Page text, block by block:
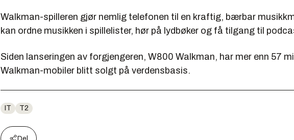
Walkman-spilleren gjør nemlig telefonen til en kraftig, bærbar
kan ordne musikken i spillelister, hør på lydbøker og få tilgang til
Siden lanseringen av forgjengeren, W800 Walkman, har mer enn 57
Walkman-mobiler blitt solgt på verdensbasis.
IT T2